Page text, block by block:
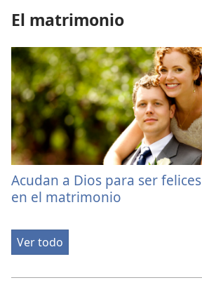
El matrimonio
Acudan a Dios para ser felices
en el matrimonio
Ver todo